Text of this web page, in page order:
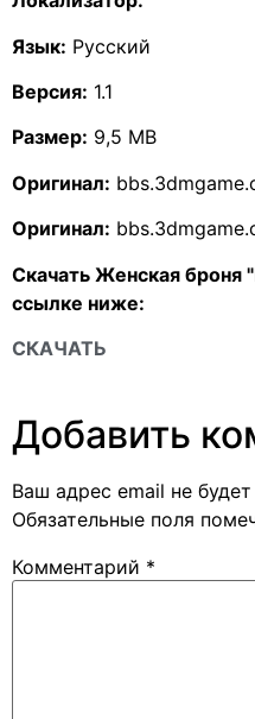
Язык: Русский
Версия: 1.1
Размер: 9,5 MB
Оригинал:
Оригинал:
Скачать Женская броня
ссылке ниже:
СКАЧАТЬ
Добавить
Ваш адрес email не
Обязательные поля
Комментарий *